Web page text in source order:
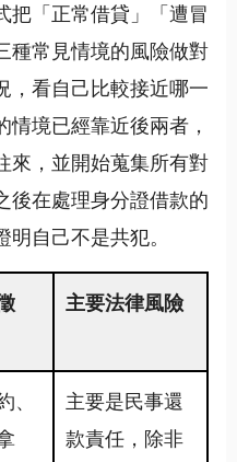
把「正常借貸」「遭冒
種常見情境的風險做對
，看自己比較接近哪一
境已經靠近後兩者，
來，並開始蒐集所有對
後在處理身分證借款的
自己不是共犯。
主要法律風險
、
主要是民事還
款責任，除非